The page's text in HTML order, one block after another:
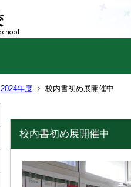
2024年度 校内書初め展開催中
校内書初め展開催中